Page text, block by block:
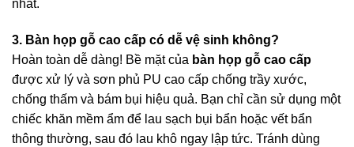
nhất.
3. Bàn họp gỗ cao cấp có dễ vệ sinh không?
Hoàn toàn dễ dàng! Bề mặt của bàn họp gỗ cao cấp
được xử lý và sơn phủ PU cao cấp chống trầy xước,
chống thấm và bám bụi hiệu quả. Bạn chỉ cần sử dụng một
chiếc khăn mềm ẩm để lau sạch bụi bẩn hoặc vết bẩn
thông thường, sau đó lau khô ngay lập tức. Tránh dùng